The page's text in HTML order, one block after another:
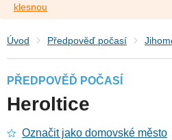
klesnou
Úvod Předpověď počasí
PŘEDPOVĚĎ POČASÍ
Heroltice
Označit jako domovské město